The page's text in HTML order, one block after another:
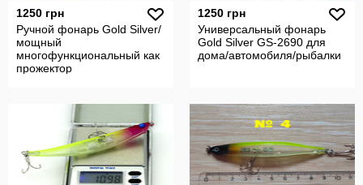
1250 грн
Ручной фонарь Gold Silver/
мощный
многофункциональный как
прожектор
1250 грн
Универсальный фонарь
Gold Silver GS-2690 для
дома/автомобиля/рыбалки